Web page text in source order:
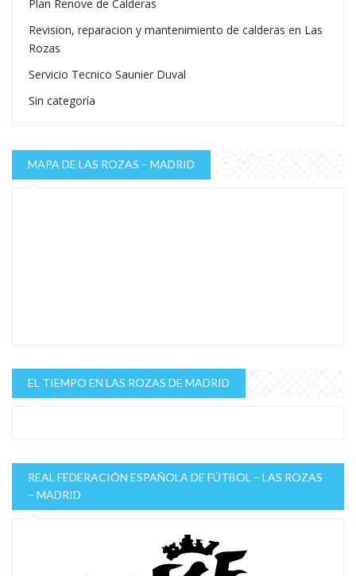
Plan Renove de Calderas
Revision, reparacion y mantenimiento de calderas en Las
Rozas
Servicio Tecnico Saunier Duval
Sin categoría
MAPA DE LAS ROZAS – MADRID
EL TIEMPO EN LAS ROZAS DE MADRID
REAL FEDERACIÓN ESPAÑOLA DE FÚTBOL – LAS ROZAS
– MADRID